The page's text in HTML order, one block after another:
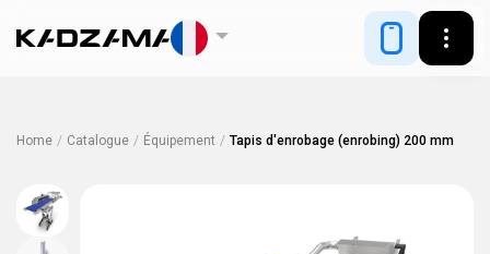
Home / Catalogue / Équipement / Tapis d'enrobage (enrobing) 200 mm